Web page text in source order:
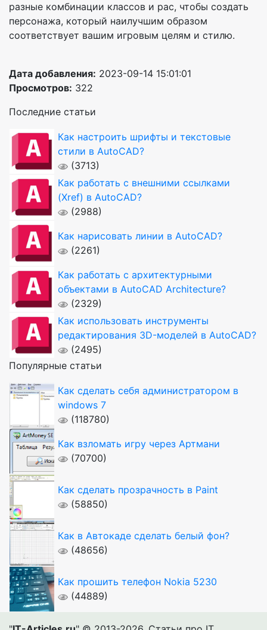
разные комбинации классов и рас, чтобы создать
персонажа, который наилучшим образом
соответствует вашим игровым целям и стилю.
Дата добавления: 2023-09-14 15:01:01
Просмотров: 322
Последние статьи
Как настроить шрифты и текстовые
стили в AutoCAD?
(3713)
Как работать с внешними ссылками
(Xref) в AutoCAD?
(2988)
Как нарисовать линии в AutoCAD?
(2261)
Как работать с архитектурными
объектами в AutoCAD Architecture?
(2329)
Как использовать инструменты
редактирования 3D-моделей в AutoCAD?
(2495)
Популярные статьи
Как сделать себя администратором в
windows 7
(118780)
Как взломать игру через Артмани
(70700)
Как сделать прозрачность в Paint
(58850)
Как в Автокаде сделать белый фон?
(48656)
Как прошить телефон Nokia 5230
(44889)